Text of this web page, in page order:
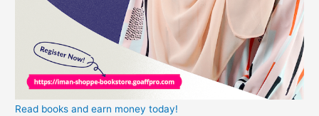
Read books and earn money today!